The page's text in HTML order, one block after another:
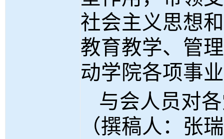
社会主义思想
教育教学、管
动学院各项事
与会人员对
（撰稿人：张